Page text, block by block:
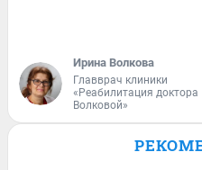
Ирина Волкова
Главврач клиники
«Реабилитация доктора
Волковой»